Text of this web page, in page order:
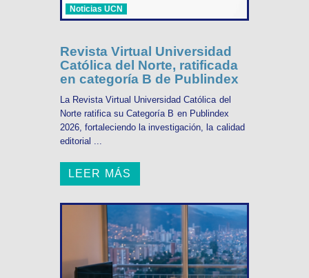
Noticias UCN
Revista Virtual Universidad
Católica del Norte, ratificada
en categoría B de Publindex
La Revista Virtual Universidad Católica del
Norte ratifica su Categoría B en Publindex
2026, fortaleciendo la investigación, la calidad
editorial ...
LEER MÁS